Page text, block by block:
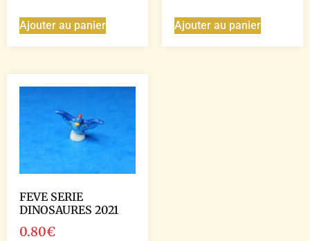
Ajouter au panier Ajouter au panier
FEVE SERIE
DINOSAURES 2021
0.80€